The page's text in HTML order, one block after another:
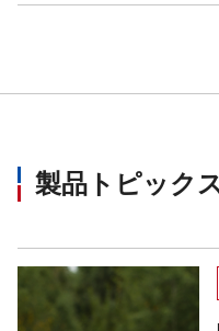
製品トピック